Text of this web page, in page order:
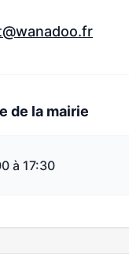
de la mairie
à 17:30